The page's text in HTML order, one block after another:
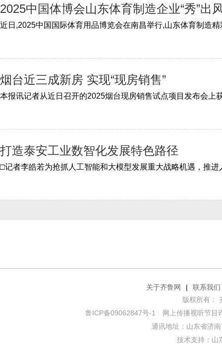
2025中国体博会山东体育制造企业“秀”出
烟台近三成新房 实现“现房销售”
打造泰安工业数智化发展特色路径
关于齐鲁网 |
联系我们
版权所有：
鲁ICP备09062847号-1
网上传播视听节目
通讯地址：山东省济
技术支持： 山